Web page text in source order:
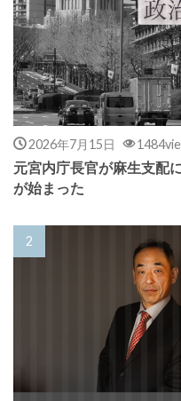
2026年7月15日
元宮内庁長官が麻生支配
が始まった